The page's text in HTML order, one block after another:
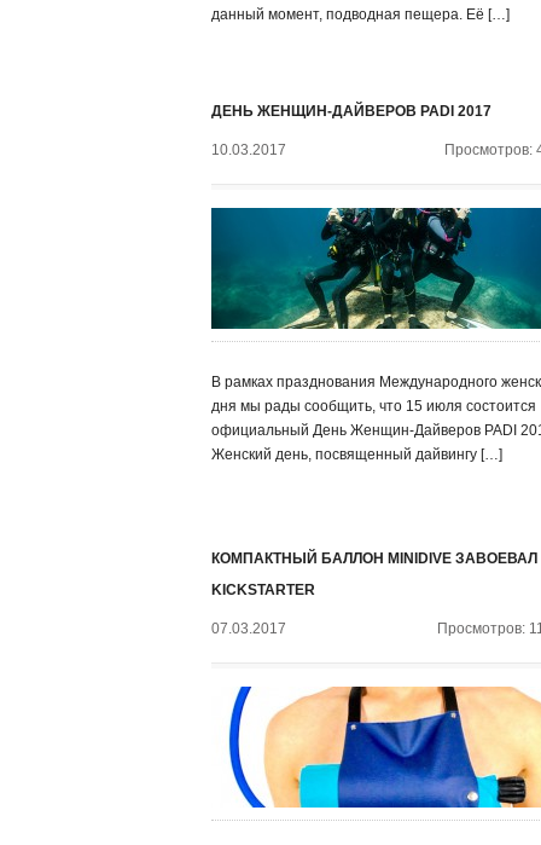
данный момент, подводная пещера. Её […]
ДЕНЬ ЖЕНЩИН-ДАЙВЕРОВ PADI 2017
10.03.2017 Просмотров:
В рамках празднования Международного
дня мы рады сообщить, что 15 июля состоится
официальный День Женщин-Дайверов PADI
Женский день, посвященный дайвингу […]
КОМПАКТНЫЙ БАЛЛОН MINIDIVE ЗАВОЕВАЛ
KICKSTARTER
07.03.2017 Просмотров: